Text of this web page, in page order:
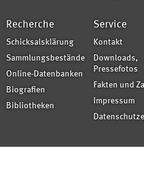
Recherche
Schicksalsklärung
Sammlungsbestände
Online-Datenbanken
Biografien
Bibliotheken
Service
Kontakt
Downloads,
Pressefotos
Fakten und
Impressum